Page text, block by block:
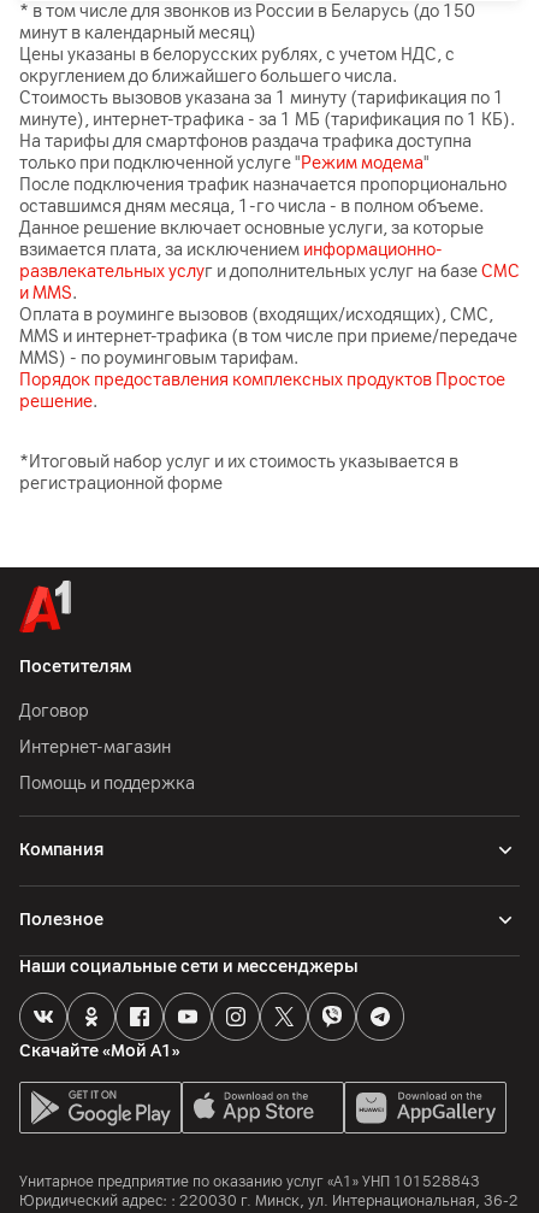
* в том числе для звонков из России в Беларусь (до 150
минут в календарный месяц)
Цены указаны в белорусских рублях, с учетом НДС, с
округлением до ближайшего большего числа.
Стоимость вызовов указана за 1 минуту (тарификация по 1
минуте), интернет-трафика - за 1 МБ (тарификация по 1 КБ).
На тарифы для смартфонов раздача трафика доступна
только при подключенной услуге "Режим модема"
После подключения трафик назначается пропорционально
оставшимся дням месяца, 1-го числа - в полном объеме.
Данное решение включает основные услуги, за которые
взимается плата, за исключением информационно-
развлекательных услуг и дополнительных услуг на базеСМС
и MMS.
Оплата в роуминге вызовов (входящих/исходящих), СМС,
MMS и интернет-трафика (в том числе при приеме/передаче
MMS) - по роуминговым тарифам.
Порядок предоставления комплексных продуктов Простое
решение.
*Итоговый набор услуг и их стоимость указывается в
регистрационной форме
Посетителям
Договор
Интернет-магазин
Помощь и поддержка
Компания
Полезное
Скачайте «Мой А1»
Наши социальные сети и мессенджеры
Унитарное предприятие по оказанию услуг «А1» УНП 101528843
Юридический адрес: : 220030 г. Минск, ул. Интернациональная, 36-2